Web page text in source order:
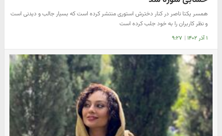
همسر یکتا ناصر در کنار دخترش استوری منتشر کرده است که بسیار جالب و دیدنی است
و نظر کاربران را به خود جلب کرده است
۱ آذر ۱۴۰۲ | ۹:۲۷